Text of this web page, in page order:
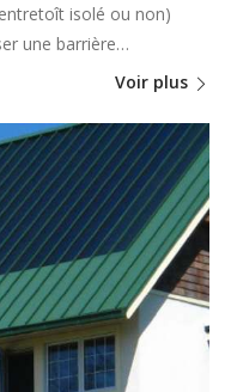
isolé ou non)
une barrière…
Voir plus